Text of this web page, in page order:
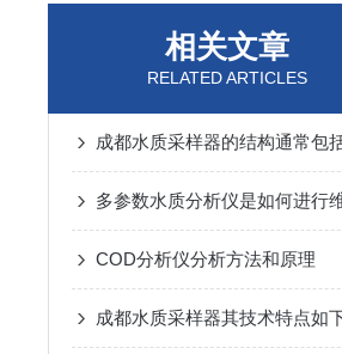
相关文章
RELATED ARTICLES
COD分析仪分析方法和原理
成都水质采样器其技术特点如